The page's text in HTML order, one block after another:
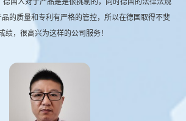
国人对于产品是是很挑剔的，同时德国的法律法规
的质量和专利有严格的管控，所以在德国取得不斐
绩，很高兴为这样的公司服务！